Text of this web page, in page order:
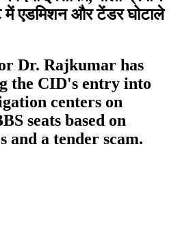
एडमिशन और टेंडर घोटाले
Dr. Rajkumar has
the CID's entry into
centers on
seats based on
and a tender scam.